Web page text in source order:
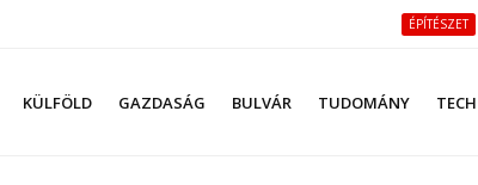
ÉPÍTÉSZET
KÜLFÖLD GAZDASÁG BULVÁR TUDOMÁNY TECH